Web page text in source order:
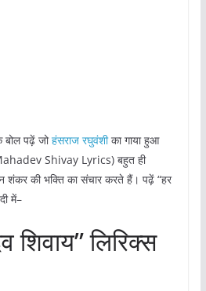
पढ़ें जोहंसराज रघुवंशीका गाया हुआ
Shivay Lyrics) बहुत ही
शंकर की भक्ति का संचार करते हैं। पढ़ें “हर
में–
शिवाय” लिरिक्स